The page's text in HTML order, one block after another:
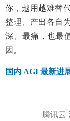
你，越用越难替
整理、产出各自
深、最痛，也最
因。
国内 AGI 最新进
腾讯云